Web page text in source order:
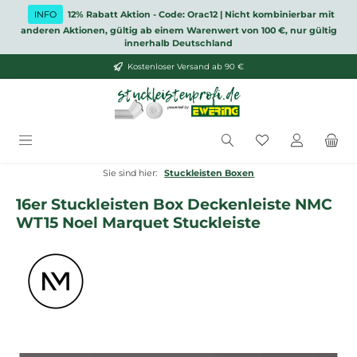
Zum Hauptinhalt springen
INFO
12% Rabatt Aktion - Code: Orac12 | Nicht kombinierbar mit
anderen Aktionen, gültig ab einem Warenwert von 100 €, nur gültig
innerhalb Deutschland
Kostenloser Versand ab 90 €
Du hast 0
Sie sind hier: Stuckleisten Boxen
16er Stuckleisten Box Deckenleiste NMC
WT15 Noel Marquet Stuckleiste